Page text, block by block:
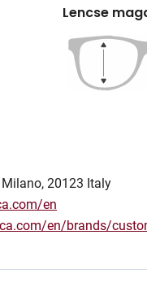
Lencse
20123 Italy
en
en/brands/